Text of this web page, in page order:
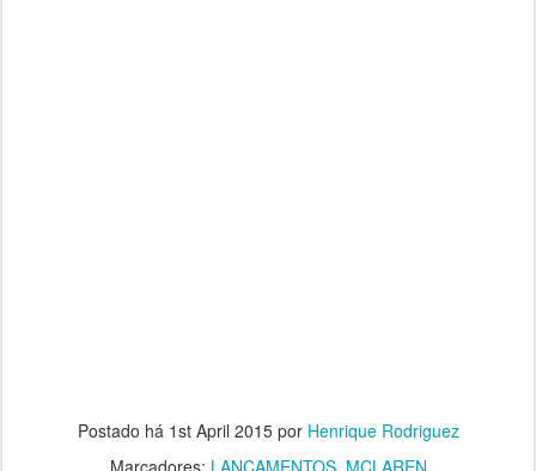
Postado há 1st April 2015por Henrique Rodriguez